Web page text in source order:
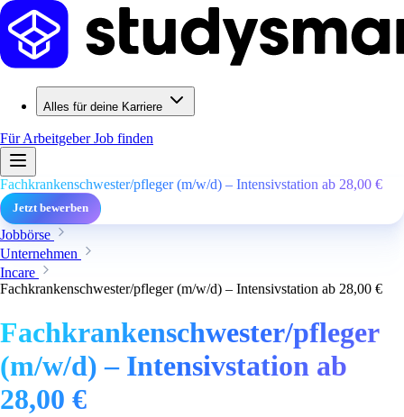
Alles für deine Karriere
Für ArbeitgeberJob finden
Fachkrankenschwester/pfleger (m/w/d) – Intensivstation ab 28,00 €
Jetzt bewerben
Jobbörse
Unternehmen
Incare
Fachkrankenschwester/pfleger (m/w/d) – Intensivstation ab 28,00 €
Fachkrankenschwester/pfleger
(m/w/d) – Intensivstation ab
28,00 €